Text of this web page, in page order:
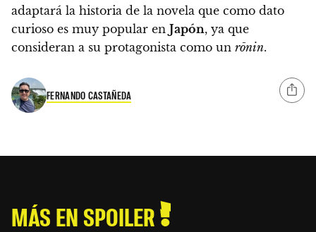
adaptará la historia de la novela que como dato
curioso es muy popular en Japón, ya que
consideran a su protagonista como un rōnin.
FERNANDO CASTAÑEDA
MÁS EN SPOILER